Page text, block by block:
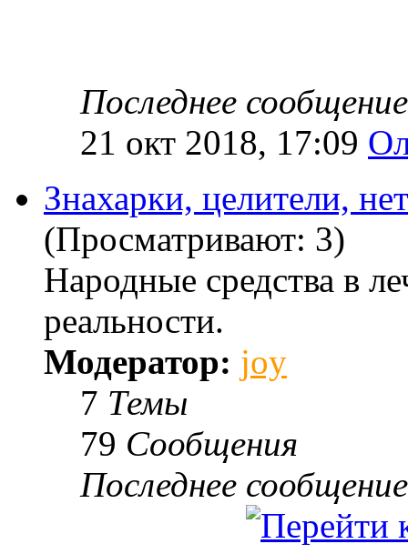
Последнее сообщение
21 окт 2018, 17:09
Знахарки, целители,
(Просматривают: 3)
Народные средства в
реальности.
Модератор: joy
7 Темы
79 Сообщения
Последнее сообщение